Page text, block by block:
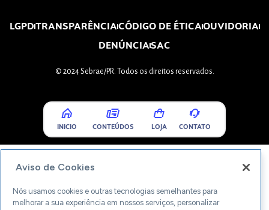
LGPDTRANSPARÊNCIACÓDIGO DE ÉTICAOUVIDORIA
DENÚNCIASAC
© 2024 Sebrae/PR. Todos os direitos reservados.
INICIO CONTEÚDOS LOJA CONTATO
Aviso de Cookies
Nós usamos cookies e outras tecnologias semelhantes para
melhorar a sua experiência em nossos serviços, personalizar